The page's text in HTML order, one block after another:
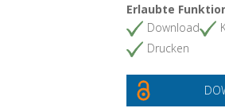
Erlaubte
Download
Drucken